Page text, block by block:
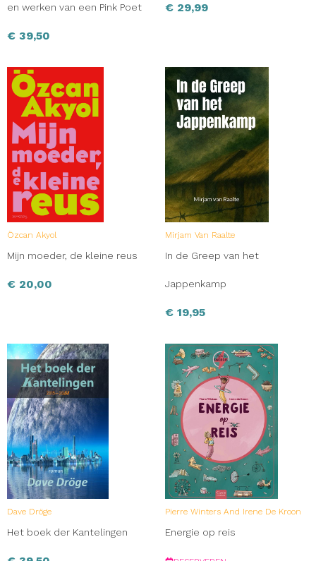
en werken van een Pink Poet
€ 39,50
€ 29,99
Özcan Akyol
Mijn moeder, de kleine reus
€ 20,00
Mirjam Van Raalte
In de Greep van het
Jappenkamp
€ 19,95
Dave Dröge
Het boek der Kantelingen
Pierre Winters And Irene De Kroon
Energie op reis